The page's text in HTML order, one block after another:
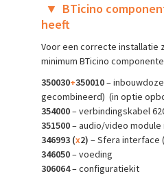
▼ BTicino
heeft
Voor een correcte installatie
minimum BTicino
350030+350010–
gecombineerd) (in optie
354000– verbindingskabel
351500– audio/video
346993 (x2) – Sfera interface
346050– voeding
306064– configuratiekit